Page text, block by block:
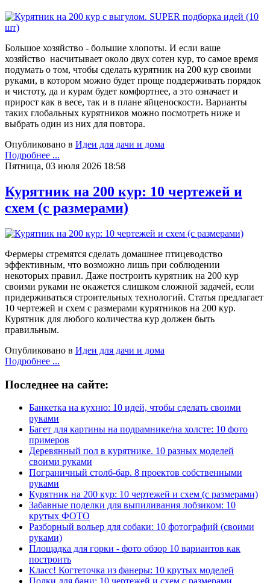
Большое хозяйство - большие хлопоты. И если ваше
хозяйство насчитывает около двух сотен кур, то самое время
подумать о том, чтобы сделать курятник на 200 кур своими
руками, в котором можно будет проще поддерживать порядок
и чистоту, да и курам будет комфортнее, а это означает и
прирост как в весе, так и в плане яйценоскости. Варианты
таких глобальных курятников можно посмотреть ниже и
выбрать один из них для повтора.
Опубликовано в Идеи для дачи и дома
Подробнее ...
Пятница, 03 июля 2026 18:58
Курятник на 200 кур: 10 чертежей и
схем (с размерами)
Фермеры стремятся сделать домашнее птицеводство
эффективным, что возможно лишь при соблюдении
некоторых правил. Даже построить курятник на 200 кур
своими руками не окажется слишком сложной задачей, если
придерживаться строительных технологий. Статья предлагает
10 чертежей и схем с размерами курятников на 200 кур.
Курятник для любого количества кур должен быть
правильным.
Опубликовано в Идеи для дачи и дома
Подробнее ...
Последнее на сайте:
Банкетка на кухню: 10 идей, чтобы сделать своими
руками
Багет для картины на подрамнике/на холсте: 10 фото
примеров
Деревянный пол в курятнике. 10 разных моделей
своими руками
Пограничный столб-бар. 8 проектов собственными
руками
Курятник на 200 кур: 10 чертежей и схем (с размерами)
Забавные поделки для выпиливания лобзиком: 10
крутых ФОТО
Разборный вольер для собаки: 10 фотографий (своими
руками)
Площадка для горки - фото обзор 10 вариантов как
построить
Класс! Когтеточка из фанеры: 10 крутых моделей